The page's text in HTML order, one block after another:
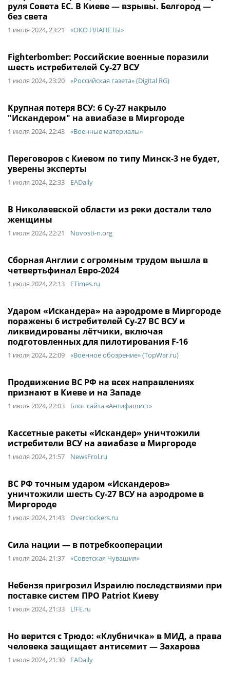
руля Совета ЕС. В Киеве — взрывы. Белгород —
без света
1 июля 2024, 23:21 «ОКО ПЛАНЕТЫ»
Fighterbomber: Российские военные поразили
шесть истребителей Су-27 ВСУ
1 июля 2024, 23:20 «Российская газета» (Digital RG)
Крупная потеря ВСУ: 6 Су-27 накрыло
"Искандером" на авиабазе в Миргороде
1 июля 2024, 22:43 «Военные материалы»
Переговоров с Киевом по типу Минск-3 не будет,
уверены эксперты
1 июля 2024, 22:33 EADaily
В Николаевской области из реки достали тело
женщины
1 июля 2024, 22:21 Novosti-n.org
Сборная Англии с огромным трудом вышла в
четвертьфинал Евро-2024
1 июля 2024, 22:13 FTimes.ru
Ударом «Искандера» на аэродроме в Миргороде
поражены 6 истребителей Су-27 ВС ВСУ и
ликвидированы лётчики, включая
подготовленных для пилотирования F-16
1 июля 2024, 22:09 «Военное обозрение» (TopWar.ru)
Продвижение ВС РФ на всех направлениях
признают в Киеве и на Западе
1 июля 2024, 22:03 Блог сайта «Антифашист»
Кассетные ракеты «Искандер» уничтожили
истребители ВСУ на авиабазе в Миргороде
1 июля 2024, 21:57 NewsFrol.ru
ВС РФ точным ударом «Искандеров»
уничтожили шесть Су-27 ВСУ на аэродроме в
Миргороде
1 июля 2024, 21:43 Overclockers.ru
Сила нации — в потребкооперации
1 июля 2024, 21:37 «Советская Чувашия»
Небензя пригрозил Израилю последствиями при
поставке систем ПРО Patriot Киеву
1 июля 2024, 21:33 L!FE.ru
Но верится с Трюдо: «Клубничка» в МИД, а права
человека защищает антисемит — Захарова
1 июля 2024, 21:30 EADaily